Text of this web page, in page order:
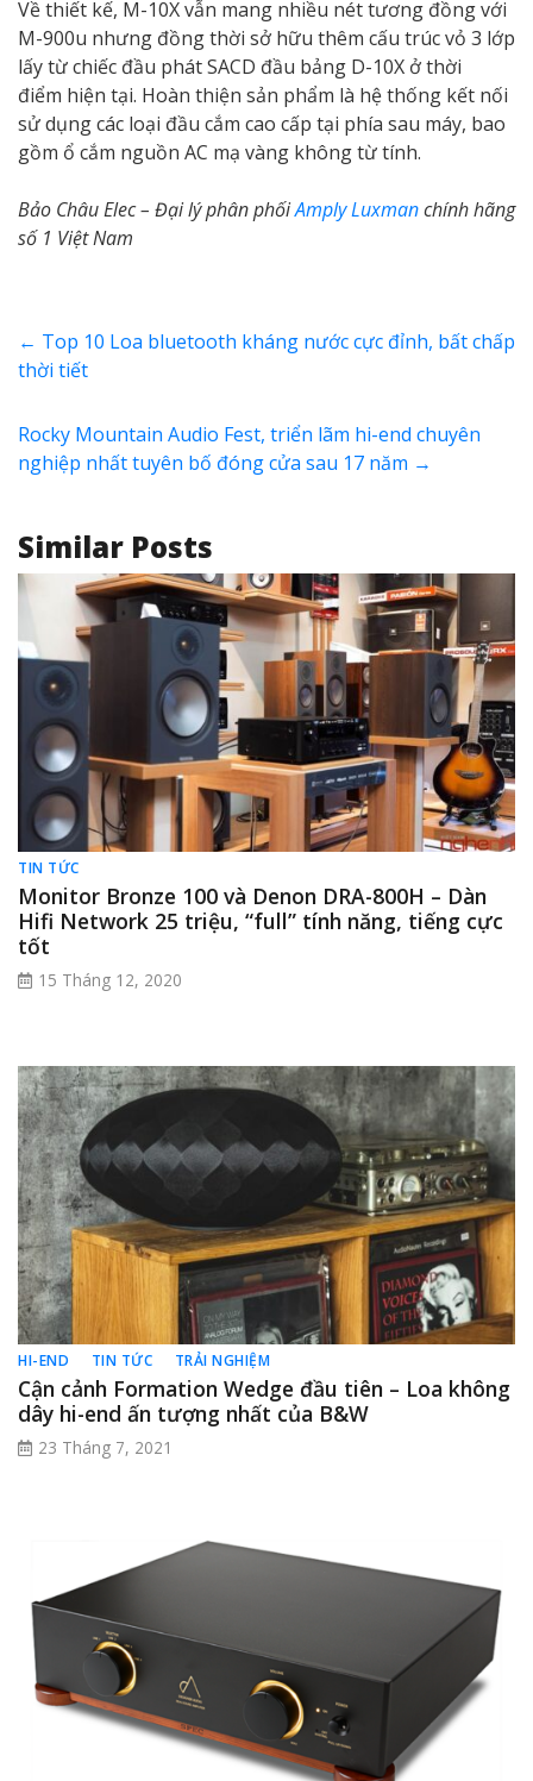
Về thiết kế, M-10X vẫn mang nhiều nét tương đồng với
M-900u nhưng đồng thời sở hữu thêm cấu trúc vỏ 3 lớp
lấy từ chiếc đầu phát SACD đầu bảng D-10X ở thời
điểm hiện tại. Hoàn thiện sản phẩm là hệ thống kết nối
sử dụng các loại đầu cắm cao cấp tại phía sau máy, bao
gồm ổ cắm nguồn AC mạ vàng không từ tính.
Bảo Châu Elec – Đại lý phân phốiAmply Luxmanchính hãng
số 1 Việt Nam
← Top 10 Loa bluetooth kháng nước cực đỉnh, bất chấp
thời tiết
Rocky Mountain Audio Fest, triển lãm hi-end chuyên
nghiệp nhất tuyên bố đóng cửa sau 17 năm →
Similar Posts
TIN TỨC
Monitor Bronze 100 và Denon DRA-800H – Dàn
Hifi Network 25 triệu, “full” tính năng, tiếng cực
tốt
15 Tháng 12, 2020
HI-END TIN TỨC TRẢI NGHIỆM
Cận cảnh Formation Wedge đầu tiên – Loa không
dây hi-end ấn tượng nhất của B&W
23 Tháng 7, 2021